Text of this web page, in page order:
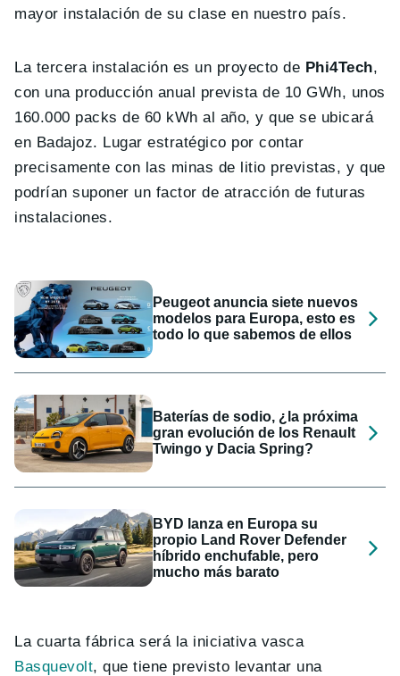
mayor instalación de su clase en nuestro país.
La tercera instalación es un proyecto de Phi4Tech,
con una producción anual prevista de 10 GWh, unos
160.000 packs de 60 kWh al año, y que se ubicará
en Badajoz. Lugar estratégico por contar
precisamente con las minas de litio previstas, y que
podrían suponer un factor de atracción de futuras
instalaciones.
Peugeot anuncia siete nuevos
modelos para Europa, esto es
todo lo que sabemos de ellos
Baterías de sodio, ¿la próxima
gran evolución de los Renault
Twingo y Dacia Spring?
BYD lanza en Europa su
propio Land Rover Defender
híbrido enchufable, pero
mucho más barato
La cuarta fábrica será la iniciativa vasca
Basquevolt, que tiene previsto levantar una